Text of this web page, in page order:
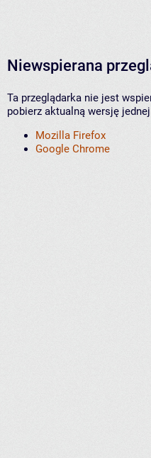
Niewspierana
Ta przeglądarka nie jest
pobierz aktualną wersję
Mozilla Firefox
Google Chrome